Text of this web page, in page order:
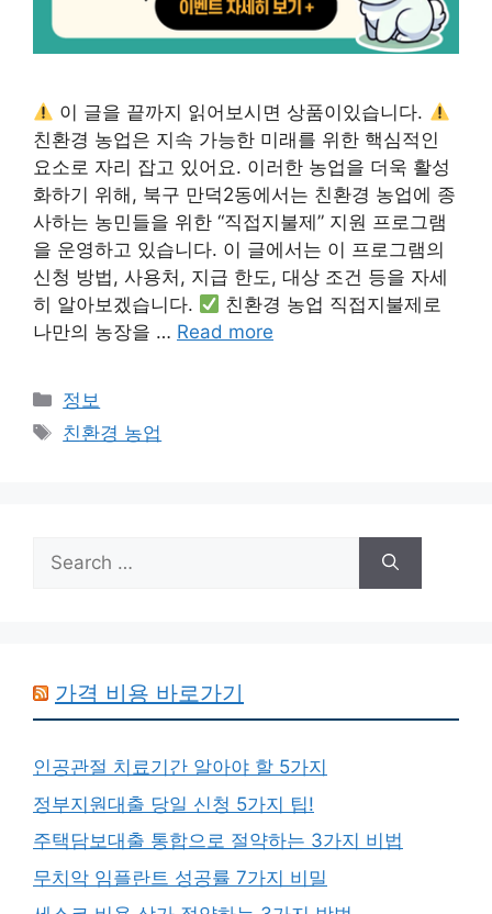
이 글을 끝까지 읽어보시면 상품이있습니다.
친환경 농업은 지속 가능한 미래를 위한 핵심적인
요소로 자리 잡고 있어요. 이러한 농업을 더욱 활성
화하기 위해, 북구 만덕2동에서는 친환경 농업에 종
사하는 농민들을 위한 “직접지불제” 지원 프로그램
을 운영하고 있습니다. 이 글에서는 이 프로그램의
신청 방법, 사용처, 지급 한도, 대상 조건 등을 자세
히 알아보겠습니다.
친환경 농업 직접지불제로
나만의 농장을 … Read more
Categories
정보
Tags
친환경 농업
Search
for:
가격 비용 바로가기
인공관절 치료기간 알아야 할 5가지
정부지원대출 당일 신청 5가지 팁!
주택담보대출 통합으로 절약하는 3가지 비법
무치악 임플란트 성공률 7가지 비밀